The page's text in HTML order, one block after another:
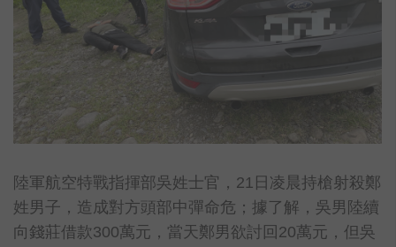
陸軍航空特戰指揮部吳姓士官，21日凌晨持槍射殺鄭
姓男子，造成對方頭部中彈命危；據了解，吳男陸續
向錢莊借款300萬元，當天鄭男欲討回20萬元，但吳